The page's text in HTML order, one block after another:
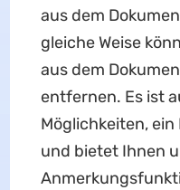
aus dem
gleiche Weise
aus dem
entfernen. Es ist
Möglichkeiten,
und bietet Ihnen